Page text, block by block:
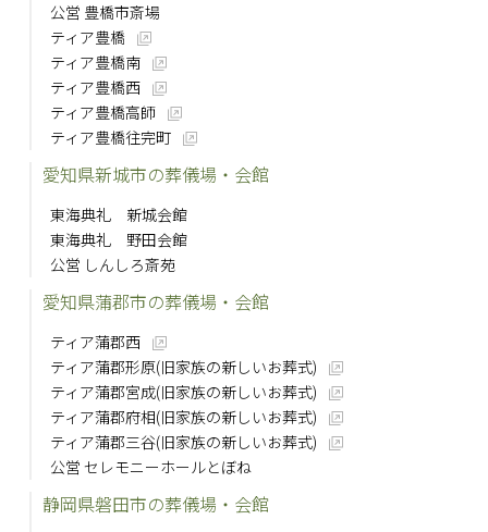
公営 豊橋市斎場
ティア豊橋
ティア豊橋南
ティア豊橋西
ティア豊橋高師
ティア豊橋往完町
愛知県新城市の葬儀場・会館
東海典礼 新城会館
東海典礼 野田会館
公営 しんしろ斎苑
愛知県蒲郡市の葬儀場・会館
ティア蒲郡西
ティア蒲郡形原(旧家族の新しいお葬式)
ティア蒲郡宮成(旧家族の新しいお葬式)
ティア蒲郡府相(旧家族の新しいお葬式)
ティア蒲郡三谷(旧家族の新しいお葬式)
公営 セレモニーホールとぼね
静岡県磐田市の葬儀場・会館